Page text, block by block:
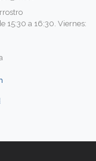
15:30 a 16:30. Viernes: